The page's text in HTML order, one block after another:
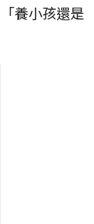
養小孩還是